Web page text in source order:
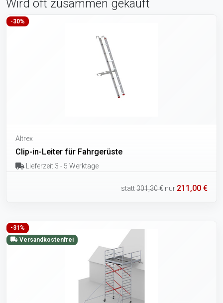
Wird oft zusammen gekauft
-30%
Altrex
Clip-in-Leiter für Fahrgerüste
Lieferzeit 3 - 5 Werktage
statt301,30 € nur 211,00 €
-31%
Versandkostenfrei